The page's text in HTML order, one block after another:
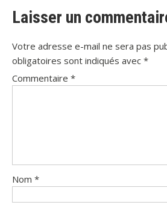
Laisser un
Votre adresse e-mail ne sera pas
obligatoires sont indiqués avec *
Commentaire *
Nom *